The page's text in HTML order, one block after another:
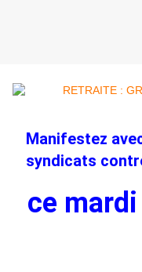
Manifestez
syndicats
ce